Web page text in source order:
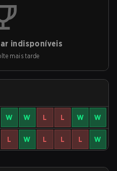
indisponíveis
mais tarde
W W L L W W
L W L L L W